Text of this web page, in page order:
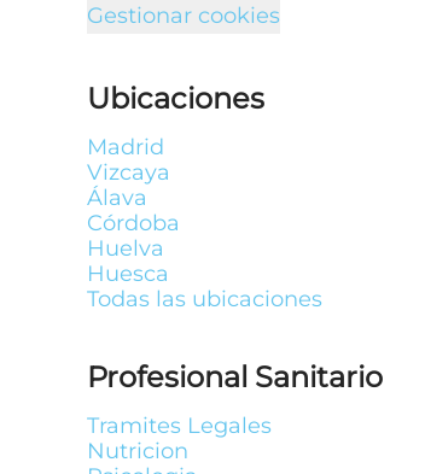
Gestionar cookies
Ubicaciones
Madrid
Vizcaya
Álava
Córdoba
Huelva
Huesca
Todas las ubicaciones
Profesional Sanitario
Tramites Legales
Nutricion